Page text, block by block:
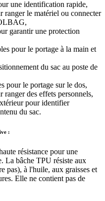
une identification rapide,
ranger le matériel ou connecter
garantir une protection
pour le portage à la main et
du sac au poste de
pour le portage sur le dos,
ranger des effets personnels,
pour identifier
du sac.
:
résistance pour une
La bâche TPU résiste aux
pas), à l'huile, aux graisses et
Elle ne contient pas de